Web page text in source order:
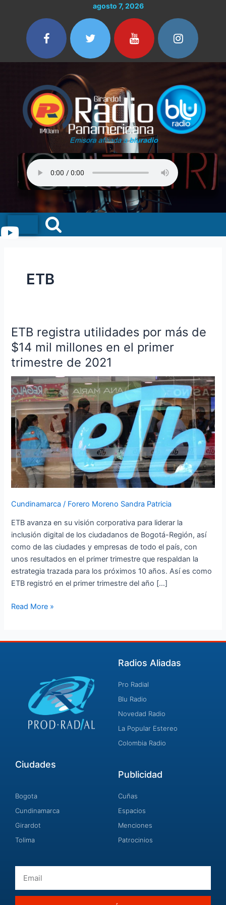
contenido
agosto 7, 2026
Menu
ETB
ETB registra utilidades por más de
$14 mil millones en el primer
trimestre de 2021
Cundinamarca / Forero Moreno Sandra Patricia
ETB avanza en su visión corporativa para liderar la
inclusión digital de los ciudadanos de Bogotá-Región, así
como de las ciudades y empresas de todo el país, con
unos resultados en el primer trimestre que respaldan la
estrategia trazada para los próximos 10 años. Así es como
ETB registró en el primer trimestre del año […]
ETB
registra
utilidades
por
más
de
$14
mil
millones
en
el
primer
trimestre
de
2021
Read More »
Radios Aliadas
Pro Radial
Blu Radio
Novedad Radio
La Popular Estereo
Colombia Radio
Ciudades
Bogota
Cundinamarca
Girardot
Tolima
Publicidad
Cuñas
Espacios
Menciones
Patrocinios